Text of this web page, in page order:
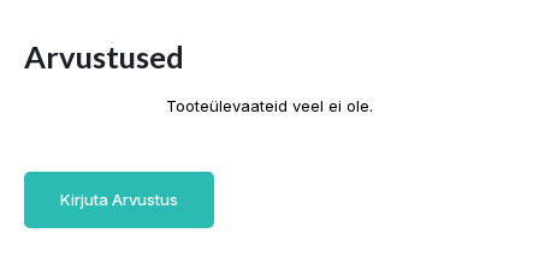
Arvustused
Tooteülevaateid veel ei ole.
Kirjuta Arvustus